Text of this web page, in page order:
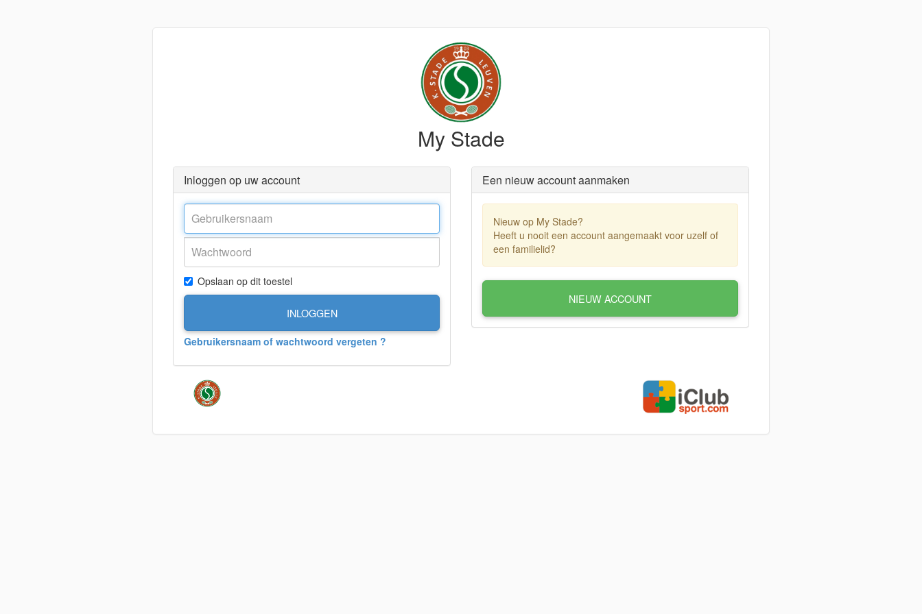
My Stade
Inloggen op uw account
Opslaan op dit toestel
INLOGGEN
Gebruikersnaam of wachtwoord vergeten ?
Een nieuw account aanmaken
Nieuw op My Stade?
Heeft u nooit een account aangemaakt voor uzelf of
een familielid?
NIEUW ACCOUNT